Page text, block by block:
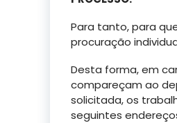
Para tanto, para
procuração
Desta forma, em
compareçam ao
solicitada, os
seguintes